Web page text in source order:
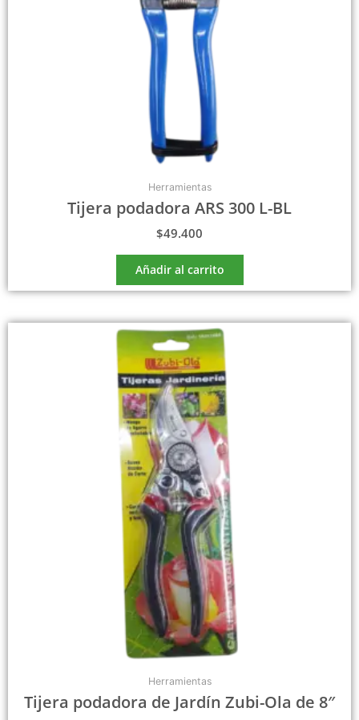
Herramientas
Tijera podadora ARS 300 L-BL
$49.400
Añadir al carrito
Herramientas
Tijera podadora de Jardín Zubi-Ola de 8″